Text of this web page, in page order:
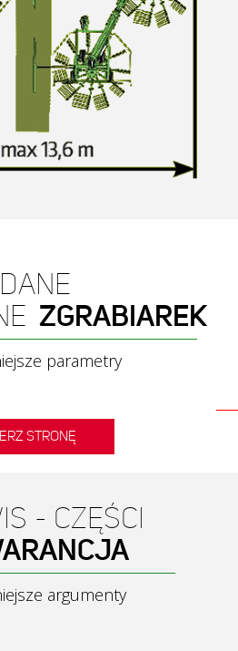
DANE
ZGRABIAREK
parametry
STRONĘ
- CZĘŚCI
argumenty